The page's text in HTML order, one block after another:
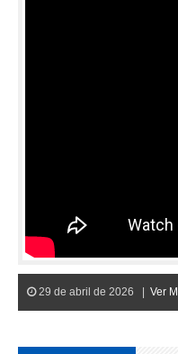
29 de abril de 2026 | Ver